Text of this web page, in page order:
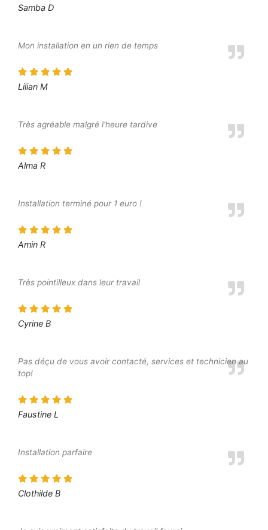
Samba D
Mon installation en un rien de temps
Lilian M
Très agréable malgré l'heure tardive
Alma R
Installation terminé pour 1 euro !
Amin R
Très pointilleux dans leur travail
Cyrine B
Pas déçu de vous avoir contacté, services et technicien au
top!
Faustine L
Installation parfaire
Clothilde B